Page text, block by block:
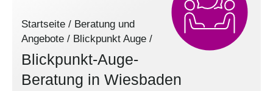
Startseite / Beratung und
Angebote / Blickpunkt Auge /
Blickpunkt-Auge-
Beratung in Wiesbaden